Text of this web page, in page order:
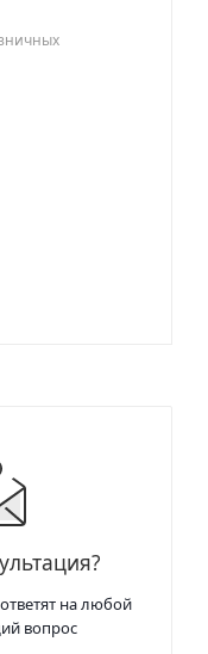
на любой
вопрос